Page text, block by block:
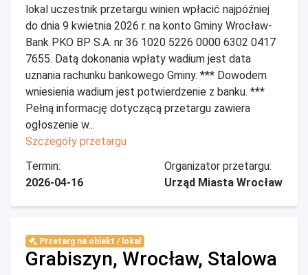
lokal uczestnik przetargu winien wpłacić najpóźniej
do dnia 9 kwietnia 2026 r. na konto Gminy Wrocław-
Bank PKO BP S.A. nr 36 1020 5226 0000 6302 0417
7655. Datą dokonania wpłaty wadium jest data
uznania rachunku bankowego Gminy. *** Dowodem
wniesienia wadium jest potwierdzenie z banku. ***
Pełną informację dotyczącą przetargu zawiera
ogłoszenie w...
Szczegóły przetargu
Termin:
2026-04-16
Organizator przetargu:
Urząd Miasta Wrocław
Przetarg na obiekt / lokal
Grabiszyn, Wrocław, Stalowa